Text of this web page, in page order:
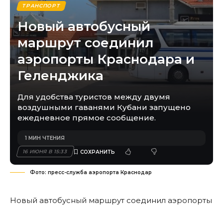
ТРАНСПОРТ
Новый автобусный
маршрут соединил
аэропорты Краснодара и
Геленджика
Для удобства туристов между двумя
воздушными гаванями Кубани запущено
ежедневное прямое сообщение.
16 ИЮНЯ В 15:33
1 МИН ЧТЕНИЯ
Фото: пресс-служба аэропорта Краснодар
Новый автобусный маршрут соединил аэропорты